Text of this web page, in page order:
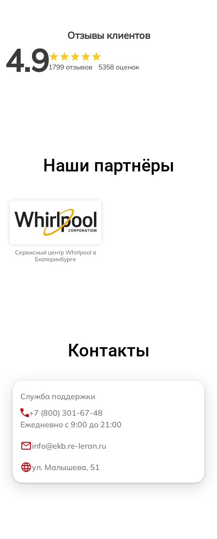
Отзывы клиентов
4.91799 отзывов 5358 оценок
Наши партнёры
Сервисный центр Whirlpool в
Екатеринбурге
Контакты
Служба поддержки
+7 (800) 301-67-48
Ежедневно с 9:00 до 21:00
info@ekb.re-leran.ru
ул. Малышева, 51